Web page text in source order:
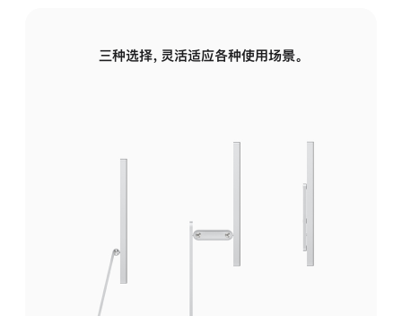
三种选择，灵活适应各种使用场景。